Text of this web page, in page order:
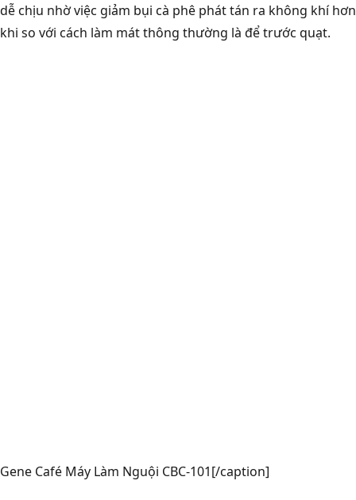
dễ chịu nhờ việc giảm bụi cà phê phát tán ra không khí hơn
khi so với cách làm mát thông thường là để trước quạt.
Gene Café Máy Làm Nguội CBC-101[/caption]